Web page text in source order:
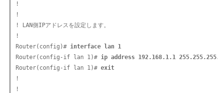
!
!
! LAN側IPアドレスを設定します。
!
Router(config)# interface lan 1
Router(config-if lan 1)# ip address 192.168.1.1
Router(config-if lan 1)# exit
!
!